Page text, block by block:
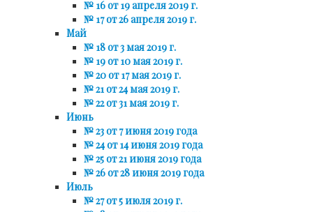
№ 16 от 19 апреля 2019 г.
№ 17 от 26 апреля 2019 г.
Май
№ 18 от 3 мая 2019 г.
№ 19 от 10 мая 2019 г.
№ 20 от 17 мая 2019 г.
№ 21 от 24 мая 2019 г.
№ 22 от 31 мая 2019 г.
Июнь
№ 23 от 7 июня 2019 года
№ 24 от 14 июня 2019 года
№ 25 от 21 июня 2019 года
№ 26 от 28 июня 2019 года
Июль
№ 27 от 5 июля 2019 г.